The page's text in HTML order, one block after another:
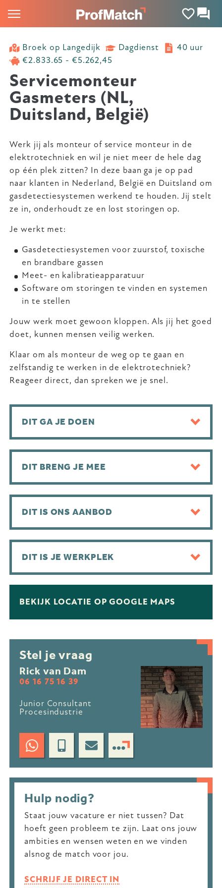
Broek op Langedijk Dagdienst
40 uur
€2.833.65 - €5.262,45
Servicemonteur
Gasmeters (NL,
Duitsland, België)
Werk jij als monteur of service monteur in de
elektrotechniek en wil je niet meer de hele dag
op één plek zitten? In deze baan ga je op pad
naar klanten in Nederland, België en Duitsland om
gasdetectiesystemen werkend te houden. Jij stelt
ze in, onderhoudt ze en lost storingen op.
Je werkt met:
Gasdetectiesystemen voor zuurstof, toxische
en brandbare gassen
Meet- en kalibratieapparatuur
Software om storingen te vinden en systemen
in te stellen
Jouw werk moet gewoon kloppen. Als jij het goed
doet, kunnen mensen veilig werken.
Klaar om als monteur de weg op te gaan en
zelfstandig te werken in de elektrotechniek?
Reageer direct, dan spreken we je snel.
DIT GA JE DOEN
DIT BRENG JE MEE
DIT IS ONS AANBOD
DIT IS JE WERKPLEK
BEKIJK LOCATIE OP GOOGLE MAPS
Stel je vraag
Rick van Dam
06 16 75 16 39
Junior Consultant
Procesindustrie
Hulp nodig?
Staat jouw vacature er niet tussen? Dat
hoeft geen probleem te zijn. Laat ons jouw
ambities en wensen weten en we vinden
alsnog de match voor jou.
SCHRIJF JE DIRECT IN